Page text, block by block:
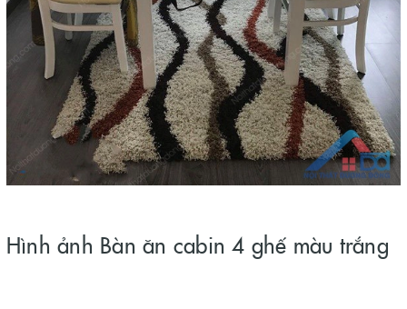
Hình ảnh Bàn ăn cabin 4 ghế màu trắng